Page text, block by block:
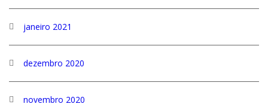
janeiro 2021
dezembro 2020
novembro 2020